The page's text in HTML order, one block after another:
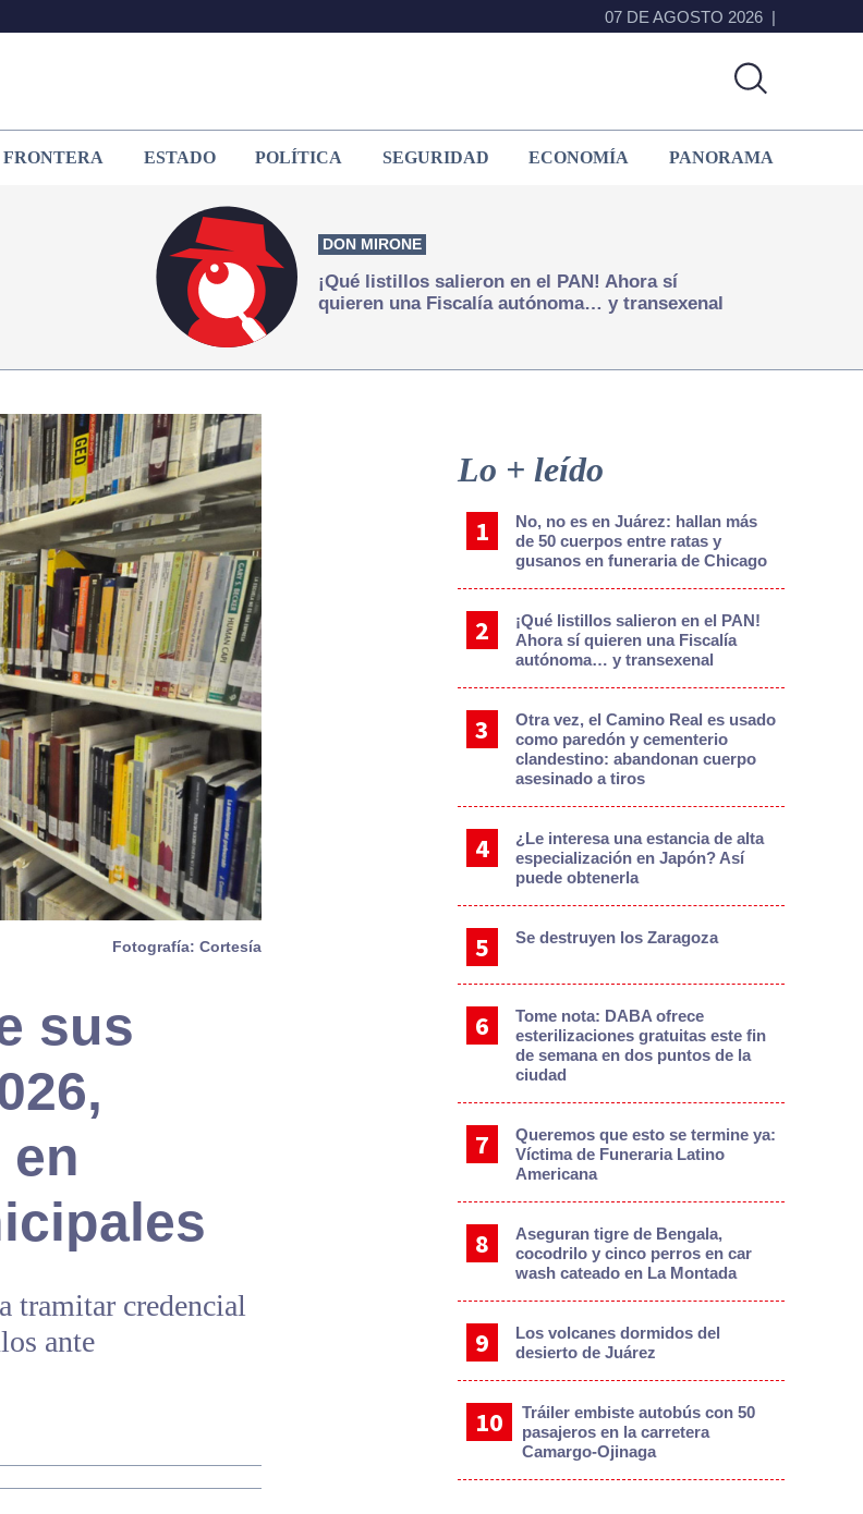
07 DE AGOSTO 2026
FRONTERA ESTADO POLÍTICA SEGURIDAD ECONOMÍA PANORAMA
DON MIRONE
¡Qué listillos salieron en el PAN! Ahora sí
quieren una Fiscalía autónoma… y transexenal
Fotografía: Cortesía
sus
tramitar credencial
ante
Sidebar
Lo + leído
No, no es en Juárez: hallan más
de 50 cuerpos entre ratas y
gusanos en funeraria de Chicago
¡Qué listillos salieron en el PAN!
Ahora sí quieren una Fiscalía
autónoma… y transexenal
Otra vez, el Camino Real es usado
como paredón y cementerio
clandestino: abandonan cuerpo
asesinado a tiros
¿Le interesa una estancia de alta
especialización en Japón? Así
puede obtenerla
Se destruyen los Zaragoza
Tome nota: DABA ofrece
esterilizaciones gratuitas este fin
de semana en dos puntos de la
ciudad
Queremos que esto se termine ya:
Víctima de Funeraria Latino
Americana
Aseguran tigre de Bengala,
cocodrilo y cinco perros en car
wash cateado en La Montada
Los volcanes dormidos del
desierto de Juárez
Tráiler embiste autobús con 50
pasajeros en la carretera
Camargo-Ojinaga